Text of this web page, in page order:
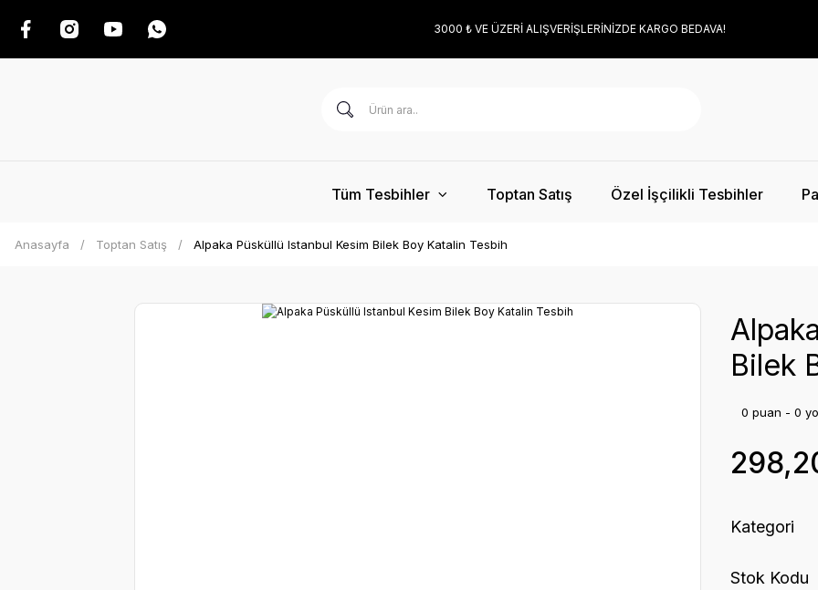
3000 ₺ VE ÜZERİ ALIŞVERİŞLERİNİZDE KARGO BEDAVA!
Tüm Tesbihler Toptan Satış Özel İşçilikli Tesbihler
Anasayfa Toptan Satış Alpaka Püsküllü Istanbul Kesim Bilek Boy Katalin Tesbih
Bilek
0 puan - 0
Kategori
Stok Kodu